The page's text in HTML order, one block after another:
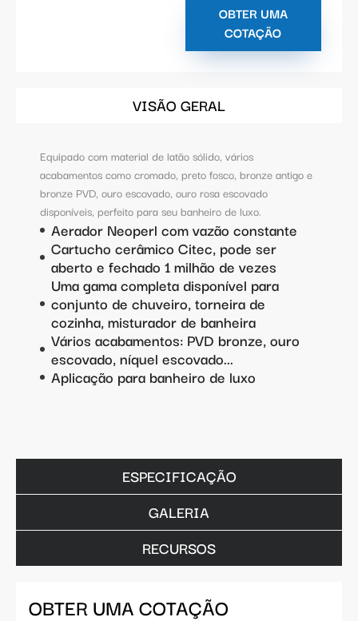
OBTER UMA
COTAÇÃO
VISÃO GERAL
ESPECIFICAÇÃO
GALERIA
RECURSOS
Equipado com material de latão sólido, vários
acabamentos como cromado, preto fosco, bronze antigo e
bronze PVD, ouro escovado, ouro rosa escovado
disponíveis, perfeito para seu banheiro de luxo.
Aerador Neoperl com vazão constante
Cartucho cerâmico Citec, pode ser
aberto e fechado 1 milhão de vezes
Uma gama completa disponível para
conjunto de chuveiro, torneira de
cozinha, misturador de banheira
Vários acabamentos: PVD bronze, ouro
escovado, níquel escovado...
Aplicação para banheiro de luxo
OBTER UMA COTAÇÃO